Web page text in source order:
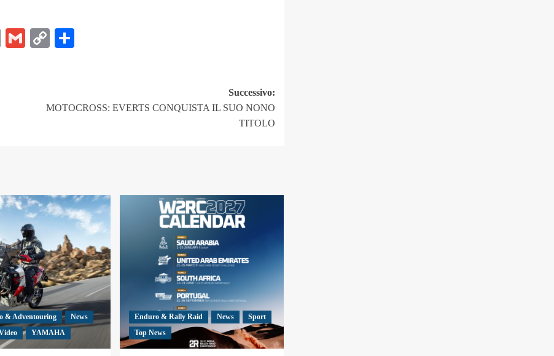
EmailGmail
Copy
Successivo:
MOTOCROSS: EVERTS CONQUISTA IL SUO NONO
TITOLO
& Adventouring
News
YAMAHA
Enduro & Rally Raid News
Sport
Top News